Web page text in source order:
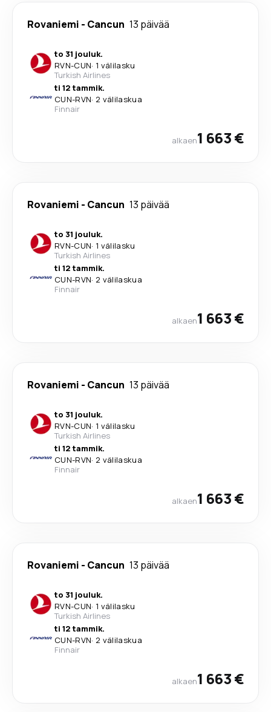
Rovaniemi - Cancun 13 päivää
to 31 jouluk.
RVN-CUN· 1 välilasku
Turkish Airlines
ti 12 tammik.
CUN-RVN· 2 välilaskua
Finnair
alkaen1 663 €
Rovaniemi - Cancun 13 päivää
to 31 jouluk.
RVN-CUN· 1 välilasku
Turkish Airlines
ti 12 tammik.
CUN-RVN· 2 välilaskua
Finnair
alkaen1 663 €
Rovaniemi - Cancun 13 päivää
to 31 jouluk.
RVN-CUN· 1 välilasku
Turkish Airlines
ti 12 tammik.
CUN-RVN· 2 välilaskua
Finnair
alkaen1 663 €
Rovaniemi - Cancun 13 päivää
to 31 jouluk.
RVN-CUN· 1 välilasku
Turkish Airlines
ti 12 tammik.
CUN-RVN· 2 välilaskua
Finnair
alkaen1 663 €